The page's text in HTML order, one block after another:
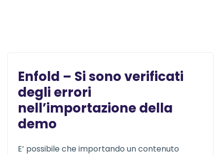
Enfold – Si sono verificati
degli errori
nell’importazione della
demo
E’ possibile che importando un contenuto